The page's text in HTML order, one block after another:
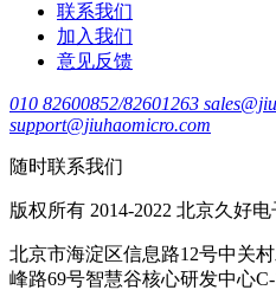
联系我们
加入我们
意见反馈
010 82600852/82601263
support@jiuhaomicro.com
随时联系我们
版权所有 2014-2022 北京久好
北京市海淀区信息路12号中关
峰路69号智慧谷核心研发中心